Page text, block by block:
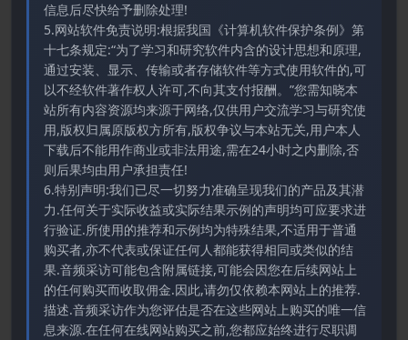
信息后尽快给予删除处理!
5.网站软件免责说明:根据我国《计算机软件保护条例》第
十七条规定:“为了学习和研究软件内含的设计思想和原理,
通过安装、显示、传输或者存储软件等方式使用软件的,可
以不经软件著作权人许可,不向其支付报酬。”您需知晓本
站所有内容资源均来源于网络,仅供用户交流学习与研究使
用,版权归属原版权方所有,版权争议与本站无关,用户本人
下载后不能用作商业或非法用途,需在24小时之内删除,否
则后果均由用户承担责任!
6.特别声明:我们已尽一切努力准确呈现我们的产品及其潜
力.任何关于实际收益或实际结果示例的声明均可应要求进
行验证.所使用的推荐和示例均为特殊结果,不适用于普通
购买者,亦不代表或保证任何人都能获得相同或类似的结
果.音频采访可能包含附属链接,可能会因您在后续网站上
的任何购买而收取佣金.因此,请勿仅依赖本网站上的推荐.
描述.音频采访作为您评估是否在这些网站上购买的唯一信
息来源.在任何在线网站购买之前,您都应始终进行尽职调